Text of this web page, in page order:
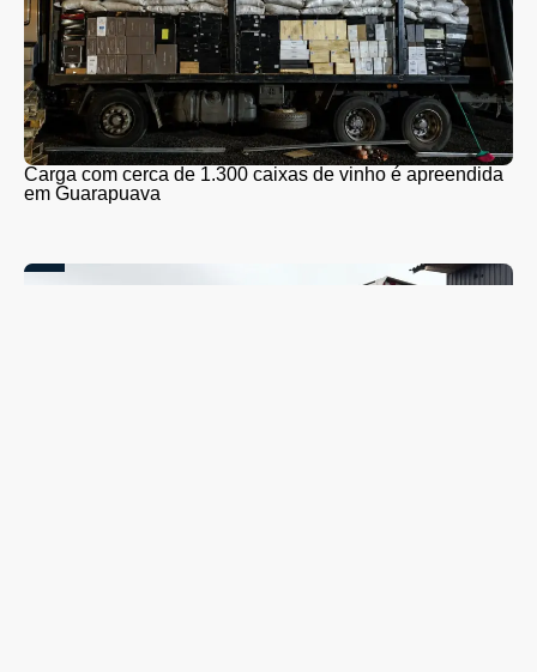
Carga com cerca de 1.300 caixas de vinho é apreendida
em Guarapuava